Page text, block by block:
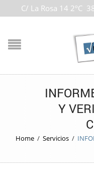
C/ La Rosa 14 2ºC
Y
Home / Servicios /